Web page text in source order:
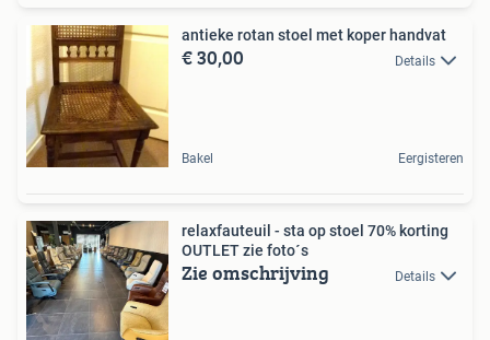
antieke rotan stoel met koper handvat
€ 30,00 Details
Bakel Eergisteren
relaxfauteuil - sta op stoel 70% korting
OUTLET zie foto´s
Zie omschrijving Details